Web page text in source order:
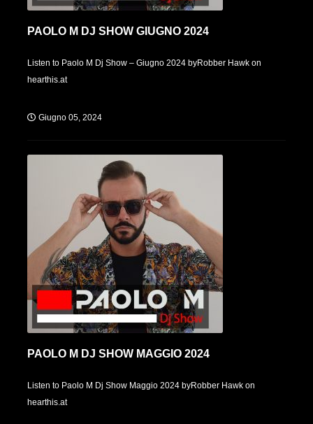
PAOLO M DJ SHOW GIUGNO 2024
Listen to Paolo M Dj Show – Giugno 2024 byRobber Hawk on
hearthis.at
Giugno 05, 2024
PAOLO M DJ SHOW MAGGIO 2024
Listen to Paolo M Dj Show Maggio 2024 byRobber Hawk on
hearthis.at